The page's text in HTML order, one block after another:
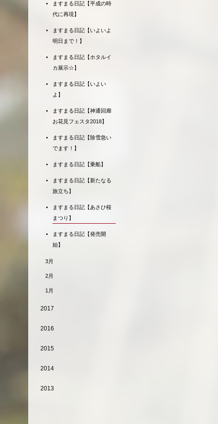
ますまる日記【平成の時
代に再現】
ますまる日記【いよいよ
明日まで！】
ますまる日記【ホタルイ
カ展示☆】
ますまる日記【いよい
よ】
ますまる日記【神通回廊
お花見フェスタ2018】
ますまる日記【除雪急い
でます！】
ますまる日記【乗船】
ますまる日記【新たなる
旅立ち】
ますまる日記【あさひ桜
まつり】
ますまる日記【発売開
始】
3月
2月
1月
2017
2016
2015
2014
2013